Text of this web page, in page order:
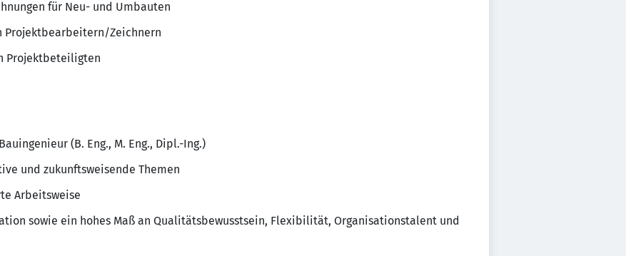
für Neu- und Umbauten
Projektbearbeitern/Zeichnern
Projektbeteiligten
(B. Eng., M. Eng., Dipl.-Ing.)
und zukunftsweisende Themen
Arbeitsweise
sowie ein hohes Maß an Qualitätsbewusstsein, Flexibilität, Organisationstalent und